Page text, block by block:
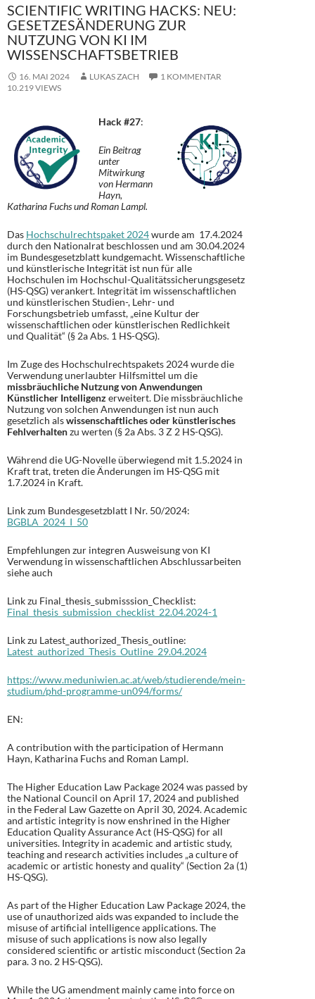
SCIENTIFIC WRITING HACKS: NEU:
GESETZESÄNDERUNG ZUR
NUTZUNG VON KI IM
WISSENSCHAFTSBETRIEB
16. MAI 2024 LUKAS ZACH
1 KOMMENTAR
10.219 VIEWS
Hack #27:
Ein Beitrag
unter
Mitwirkung
von Hermann
Hayn,
Katharina Fuchs und Roman Lampl.
Das Hochschulrechtspaket 2024wurde am 17.4.2024
durch den Nationalrat beschlossen und am 30.04.2024
im Bundesgesetzblatt kundgemacht. Wissenschaftliche
und künstlerische Integrität ist nun für alle
Hochschulen im Hochschul-Qualitätssicherungsgesetz
(HS-QSG) verankert. Integrität im wissenschaftlichen
und künstlerischen Studien-, Lehr- und
Forschungsbetrieb umfasst, „eine Kultur der
wissenschaftlichen oder künstlerischen Redlichkeit
und Qualität“ (§ 2a Abs. 1 HS-QSG).
Im Zuge des Hochschulrechtspakets 2024 wurde die
Verwendung unerlaubter Hilfsmittel um die
missbräuchliche Nutzung von Anwendungen
Künstlicher Intelligenzerweitert. Die missbräuchliche
Nutzung von solchen Anwendungen ist nun auch
gesetzlich alswissenschaftliches oder künstlerisches
Fehlverhaltenzu werten (§ 2a Abs. 3 Z 2 HS-QSG).
Während die UG-Novelle überwiegend mit 1.5.2024 in
Kraft trat, treten die Änderungen im HS-QSG mit
1.7.2024 in Kraft.
Link zum Bundesgesetzblatt I Nr. 50/2024:
BGBLA_2024_I_50
Empfehlungen zur integren Ausweisung von KI
Verwendung in wissenschaftlichen Abschlussarbeiten
siehe auch
Link zu Final_thesis_submisssion_Checklist:
Final_thesis_submission_checklist_22.04.2024-1
Link zu Latest_authorized_Thesis_outline:
Latest_authorized_Thesis_Outline_29.04.2024
https://www.meduniwien.ac.at/web/studierende/mein-
studium/phd-programme-un094/forms/
EN:
A contribution with the participation of Hermann
Hayn, Katharina Fuchs and Roman Lampl.
The Higher Education Law Package 2024 was passed by
the National Council on April 17, 2024 and published
in the Federal Law Gazette on April 30, 2024. Academic
and artistic integrity is now enshrined in the Higher
Education Quality Assurance Act (HS-QSG) for all
universities. Integrity in academic and artistic study,
teaching and research activities includes „a culture of
academic or artistic honesty and quality“ (Section 2a (1)
HS-QSG).
As part of the Higher Education Law Package 2024, the
use of unauthorized aids was expanded to include the
misuse of artificial intelligence applications. The
misuse of such applications is now also legally
considered scientific or artistic misconduct (Section 2a
para. 3 no. 2 HS-QSG).
While the UG amendment mainly came into force on